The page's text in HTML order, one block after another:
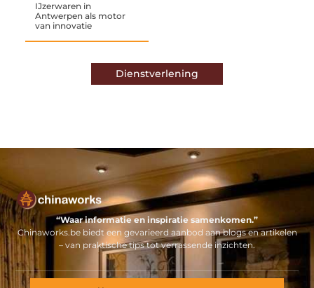
IJzerwaren in
Antwerpen als motor
van innovatie
Dienstverlening
“Waar informatie en inspiratie samenkomen.”
Chinaworks.be biedt een gevarieerd aanbod aan blogs en artikelen
– van praktische tips tot verrassende inzichten.